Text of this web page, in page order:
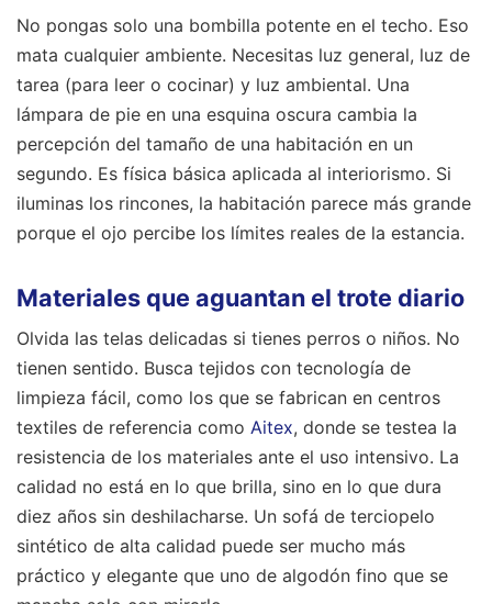
No pongas solo una bombilla potente en el techo. Eso
mata cualquier ambiente. Necesitas luz general, luz de
tarea (para leer o cocinar) y luz ambiental. Una
lámpara de pie en una esquina oscura cambia la
percepción del tamaño de una habitación en un
segundo. Es física básica aplicada al interiorismo. Si
iluminas los rincones, la habitación parece más grande
porque el ojo percibe los límites reales de la estancia.
Materiales que aguantan el trote diario
Olvida las telas delicadas si tienes perros o niños. No
tienen sentido. Busca tejidos con tecnología de
limpieza fácil, como los que se fabrican en centros
textiles de referencia como Aitex, donde se testea la
resistencia de los materiales ante el uso intensivo. La
calidad no está en lo que brilla, sino en lo que dura
diez años sin deshilacharse. Un sofá de terciopelo
sintético de alta calidad puede ser mucho más
práctico y elegante que uno de algodón fino que se